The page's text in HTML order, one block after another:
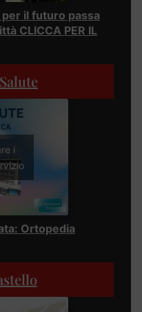
per il futuro passa
CLICCA PER IL
i
Ortopedia